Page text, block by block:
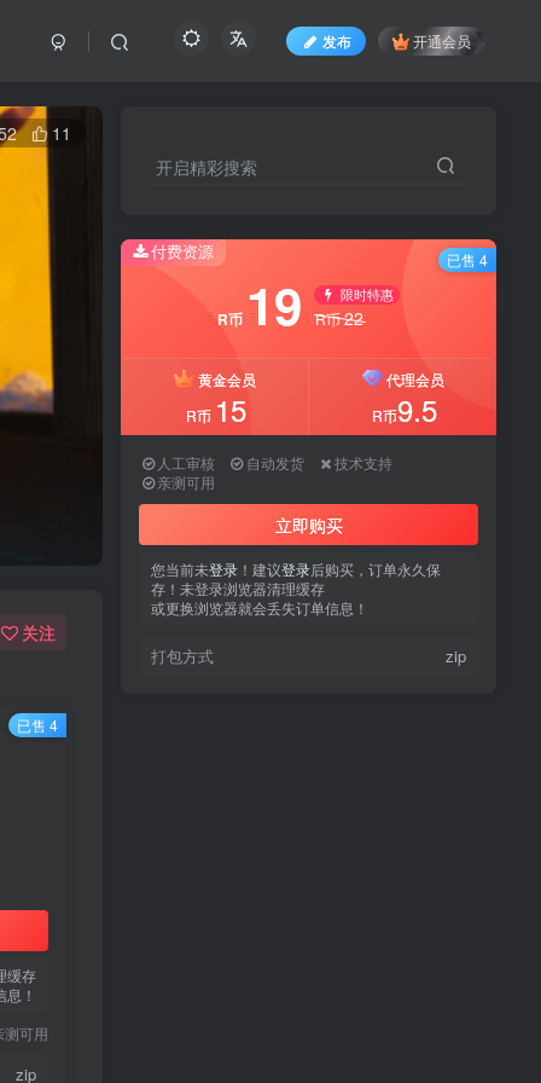
发布 开通会员
11
关注
缓存
！
测可用
zip
已售 4
开启精彩搜索
付费资源
R币 19 限时特惠
R币22
黄金会员
R币 15
代理会员
R币9.5
人工审核 自动发货
技术支持
亲测可用
立即购买
您当前未登录 ！建议登录后购买，订单永久保
存！未登录浏览器清理缓存
或更换浏览器就会丢失订单信息！
打包方式 zip
已售 4
开启精彩搜索
付费资源
R币 19 限时特惠
R币22
黄金会员
R币 15
代理会员
R币9.5
人工审核 自动发货
技术支持
亲测可用
立即购买
您当前未登录 ！建议登录后购买，订单永久保
存！未登录浏览器清理缓存
或更换浏览器就会丢失订单信息！
打包方式 zip
已售 4